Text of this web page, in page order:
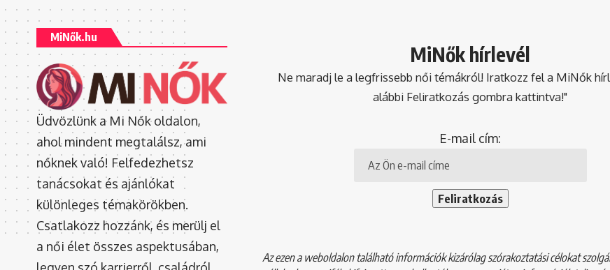
MiNők.hu
Üdvözlünk a Mi Nők oldalon,
ahol mindent megtalálsz, ami
nőknek való! Felfedezhetsz
tanácsokat és ajánlókat
különleges témakörökben.
Csatlakozz hozzánk, és merülj el
a női élet összes aspektusában,
legyen szó karrierről, családról,
MiNők hírlevél
Ne maradj le a legfrissebb női témákról! Iratkozz fel a MiNők
alábbi Feliratkozás gombra kattintva!"
E-mail cím:
Az ezen a weboldalon található információk kizárólag szórakoztatási célokat